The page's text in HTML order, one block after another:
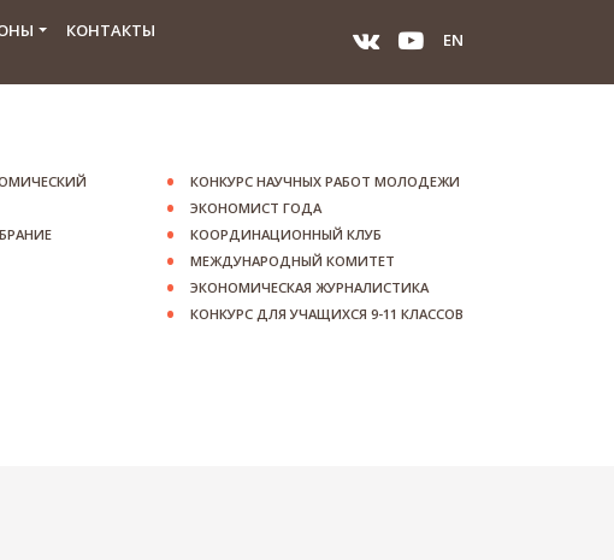
КОНТАКТЫ EN
КОНКУРС НАУЧНЫХ РАБОТ МОЛОДЕЖИ
ЭКОНОМИСТ ГОДА
КООРДИНАЦИОННЫЙ КЛУБ
МЕЖДУНАРОДНЫЙ КОМИТЕТ
ЭКОНОМИЧЕСКАЯ ЖУРНАЛИСТИКА
КОНКУРС ДЛЯ УЧАЩИХСЯ 9-11 КЛАССОВ